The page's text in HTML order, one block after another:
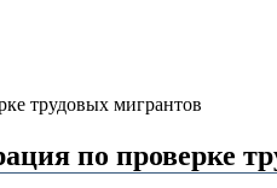
трудовых мигрантов
по проверке